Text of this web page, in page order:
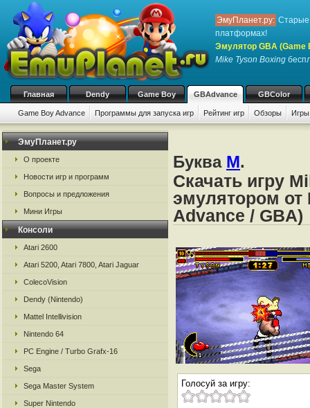
ЭмуПланет.ру: Старые
платформах!
Эмулятор GBA (Game
Mike Tyson Boxing
Главная Dendy Game Boy GBAdvance GBColor
Game Boy Advance Программы для запуска игр Рейтинг игр Обзоры
ЭмуПланет.ру
О проекте
Новости игр и программ
Вопросы и предложения
Мини Игры
Консоли
Atari 2600
Atari 5200, Atari 7800, Atari Jaguar
ColecoVision
Dendy (Nintendo)
Mattel Intellivision
Nintendo 64
PC Engine / Turbo Grafx-16
Sega
Sega Master System
Super Nintendo
Буква M.
Скачать игру
эмулятором от
Advance / GBA)
Голосуй за игру: